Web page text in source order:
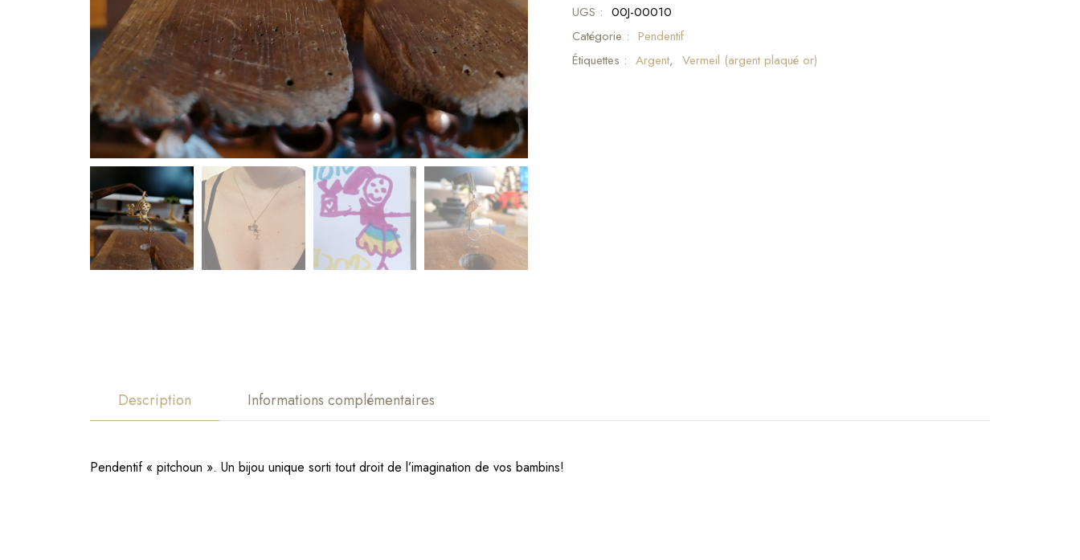
UGS : 00J-00010
Catégorie : Pendentif
Étiquettes : Argent, Vermeil (argent plaqué or)
Description Informations complémentaires
Pendentif « pitchoun ». Un bijou unique sorti tout droit de l’imagination de vos bambins!